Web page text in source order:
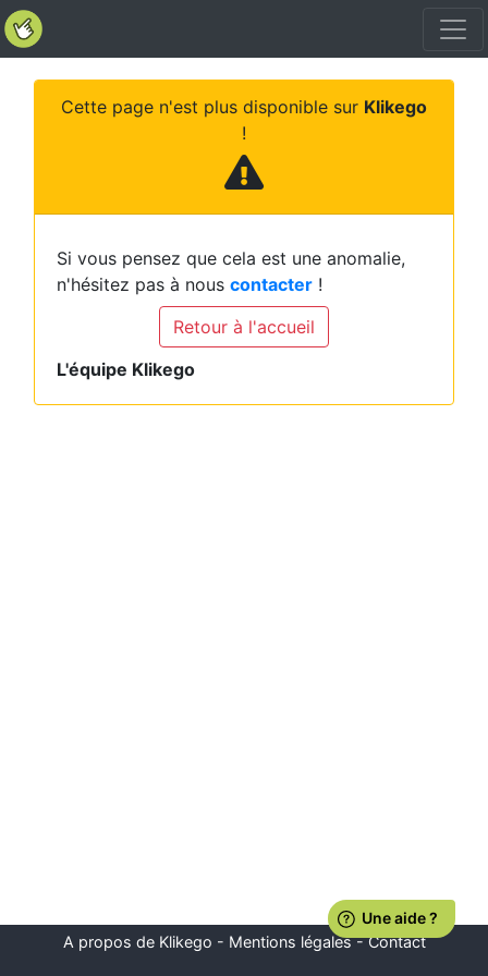
Cette page n'est plus disponible sur Klikego
!
Si vous pensez que cela est une anomalie,
n'hésitez pas à nous contacter !
Retour à l'accueil
L'équipe Klikego
A propos de Klikego - Mentions légales-Contact